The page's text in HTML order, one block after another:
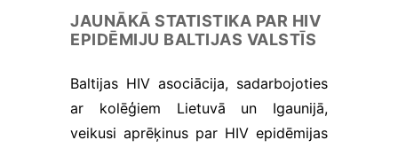
JAUNĀKĀ STATISTIKA PAR HIV
EPIDĒMIJU BALTIJAS VALSTĪS
Baltijas HIV asociācija, sadarbojoties
ar kolēģiem Lietuvā un Igaunijā,
veikusi aprēķinus par HIV epidēmijas
https, tādēļ tiek
paaugstinātas drošības
sīkfailu izmantošanai
nav nepieciešama jūsu
piekrišana.